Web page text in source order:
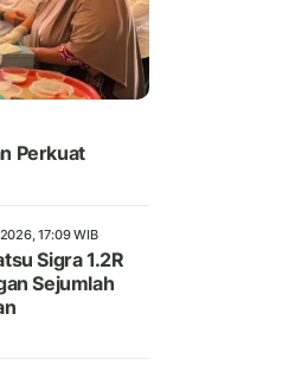
Perkuat
17:09 WIB
Sigra 1.2R
Sejumlah